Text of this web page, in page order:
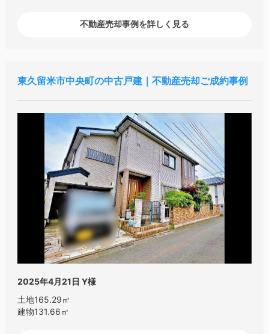
不動産売却事例を詳しく見る
東久留米市中央町の中古戸建｜不動産売却ご成約事例
2025年4月21日 Y様
土地165.29㎡
建物131.66㎡